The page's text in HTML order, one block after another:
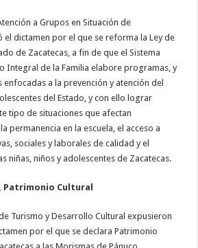
a Grupos en Situación de
el dictamen por el que se reforma la Ley de
de Zacatecas, a fin de que el Sistema
Integral de la Familia elabore programas, y
a la prevención y atención del
del Estado, y con ello lograr
tipo de situaciones que afectan
permanencia en la escuela, el acceso a
sociales y laborales de calidad y el
niñas, niños y adolescentes de Zacatecas.
Patrimonio Cultural
Turismo y Desarrollo Cultural expusieron
por el que se declara Patrimonio